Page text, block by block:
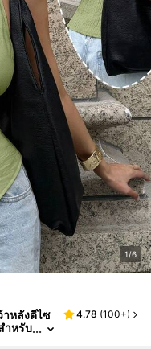
1/6
าหลังดีไซ
ำหรับ
4.78 (100+)